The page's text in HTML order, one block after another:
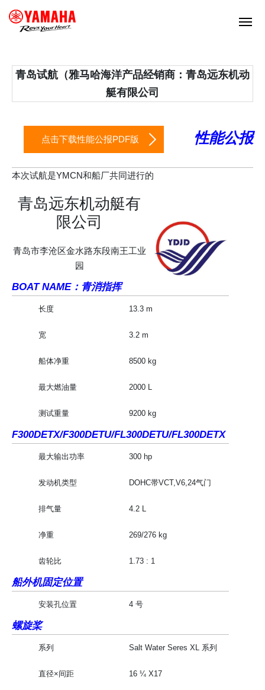
青岛试航（雅马哈海洋产品经销商：青岛远东机动
艇有限公司
点击下载性能公报PDF版 性能公报
本次试航是YMCN和船厂共同进行的
青岛远东机动艇有
限公司
青岛市李沧区金水路东段南王工业
园
BOAT NAME：青消指挥
长度 13.3 m
宽 3.2 m
船体净重 8500 kg
最大燃油量 2000 L
测试重量 9200 kg
F300DETX/F300DETU/FL300DETU/FL300DETX
最大输出功率 300 hp
发动机类型 DOHC帯VCT,V6,24气门
排气量 4.2 L
净重 269/276 kg
齿轮比 1.73 : 1
船外机固定位置
安装孔位置 4 号
螺旋桨
系列 Salt Water Seres XL 系列
直径×间距 16 ¼ X17